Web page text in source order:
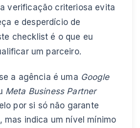
verificação criteriosa evita
e desperdício de
checklist é o que eu
um parceiro.
a agência é uma Google
Meta Business Partner
por si só não garante
mas indica um nível mínimo